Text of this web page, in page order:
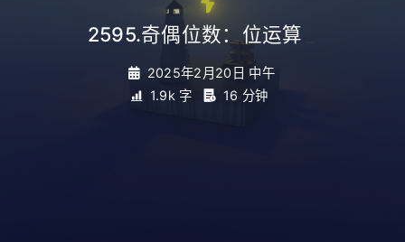
2595.奇偶位数：位运算
2025年2月20日 中午
1.9k 字
16 分钟